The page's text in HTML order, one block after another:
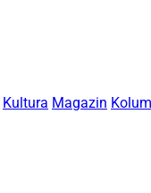
Kultura Magazin